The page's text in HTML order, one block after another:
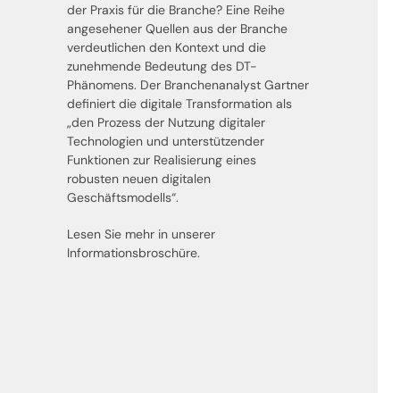
der Praxis für die Branche? Eine Reihe
angesehener Quellen aus der Branche
verdeutlichen den Kontext und die
zunehmende Bedeutung des DT-
Phänomens. Der Branchenanalyst Gartner
definiert die digitale Transformation als
„den Prozess der Nutzung digitaler
Technologien und unterstützender
Funktionen zur Realisierung eines
robusten neuen digitalen
Geschäftsmodells“.
Lesen Sie mehr in unserer
Informationsbroschüre.